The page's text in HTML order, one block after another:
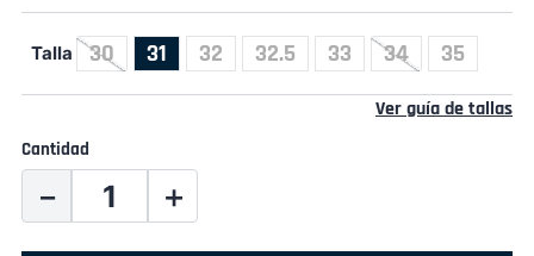
Talla 30 31 32 32.5 33 34 35
Ver guía de tallas
Cantidad
＋
－